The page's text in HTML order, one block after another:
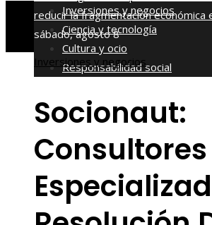
reducir la fragmentación económica
sábado, agosto 8
Inversiones y negocios
Ciencia y tecnología
Cultura y ocio
Responsabilidad social
Inversiones y negocios
Socionaut:
Consultores